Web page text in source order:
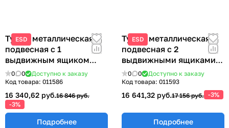
ESD
Тумба металлическая
подвесная с 1
выдвижным ящиком
ТПМ-1
0 0
Доступно к заказу
Код товара: 011586
16 340,62 руб.16 846 руб.
-3%
Подробнее
ESD
Тумба металлическая
подвесная с 2
выдвижными ящиками
233х580х490 мм ТПМ-2
0 0
Доступно к заказу
Код товара: 011593
16 641,32 руб.17 156 руб. -3%
Подробнее